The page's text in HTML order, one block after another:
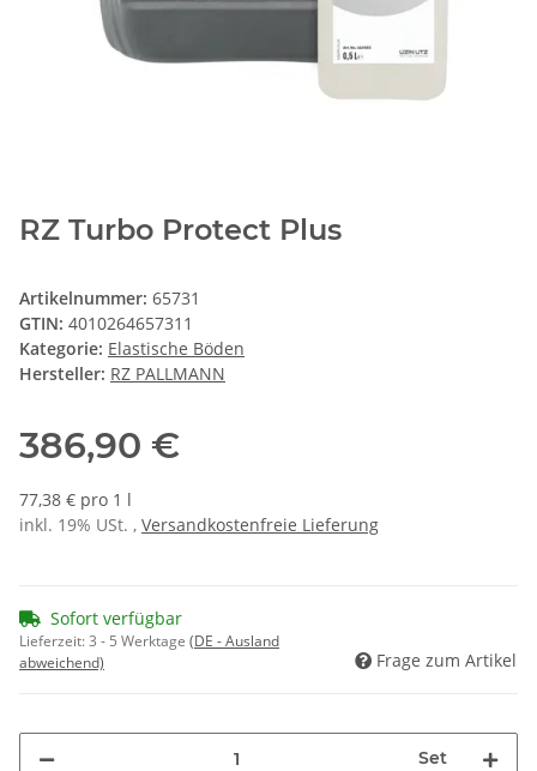
RZ Turbo Protect Plus
Artikelnummer: 65731
GTIN: 4010264657311
Kategorie: Elastische Böden
Hersteller: RZ PALLMANN
386,90 €
77,38 € pro 1 l
inkl. 19% USt. , Versandkostenfreie Lieferung
Sofort verfügbar
Lieferzeit:3 - 5 Werktage (DE - Ausland
abweichend)
Frage zum Artikel
Set